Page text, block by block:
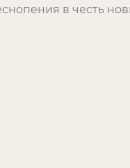
в честь